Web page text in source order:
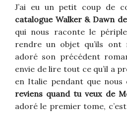
J’ai eu un petit coup de
catalogue Walker & Dawn
qui nous raconte le
rendre un objet qu’ils ont
adoré son précédent
envie de lire tout ce qu’il a
en Italie pendant que nous
reviens quand tu veux de
adoré le premier tome,